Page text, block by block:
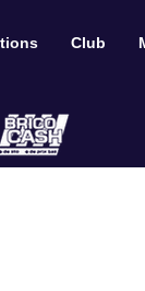
Club